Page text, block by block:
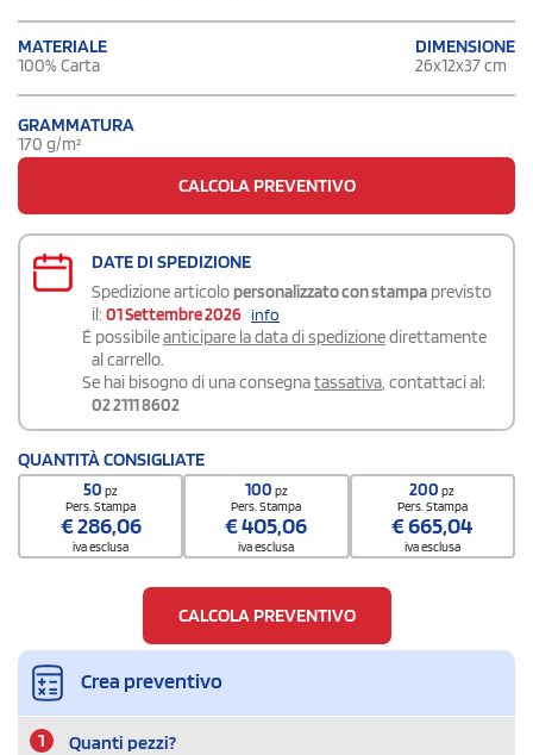
MATERIALE
100% Carta
DIMENSIONE
26x12x37 cm
GRAMMATURA
170 g/m²
CALCOLA PREVENTIVO
DATE DI SPEDIZIONE
Spedizione articolo personalizzato con stampa previsto
il: 01 Settembre 2026 info
É possibileanticipare la data di spedizionedirettamente
al carrello.
Se hai bisogno di una consegnatassativa, contattaci al:
02 2111 8602
QUANTITÀ CONSIGLIATE
50pz
Pers. Stampa
€286,06
iva esclusa
100 pz
Pers. Stampa
€405,06
iva esclusa
200pz
Pers. Stampa
€665,04
iva esclusa
CALCOLA PREVENTIVO
Crea preventivo
1 Quanti pezzi?